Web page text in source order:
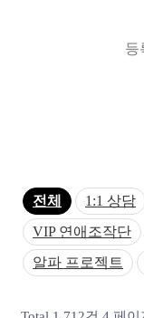
등
전체 1:1 상담
VIP 연애조작단
알파 프로젝트